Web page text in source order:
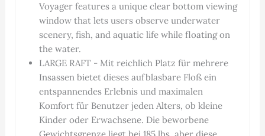
Voyager features a unique clear bottom viewing
window that lets users observe underwater
scenery, fish, and aquatic life while floating on
the water.
LARGE RAFT - Mit reichlich Platz für mehrere
Insassen bietet dieses aufblasbare Floß ein
entspannendes Erlebnis und maximalen
Komfort für Benutzer jeden Alters, ob kleine
Kinder oder Erwachsene. Die beworbene